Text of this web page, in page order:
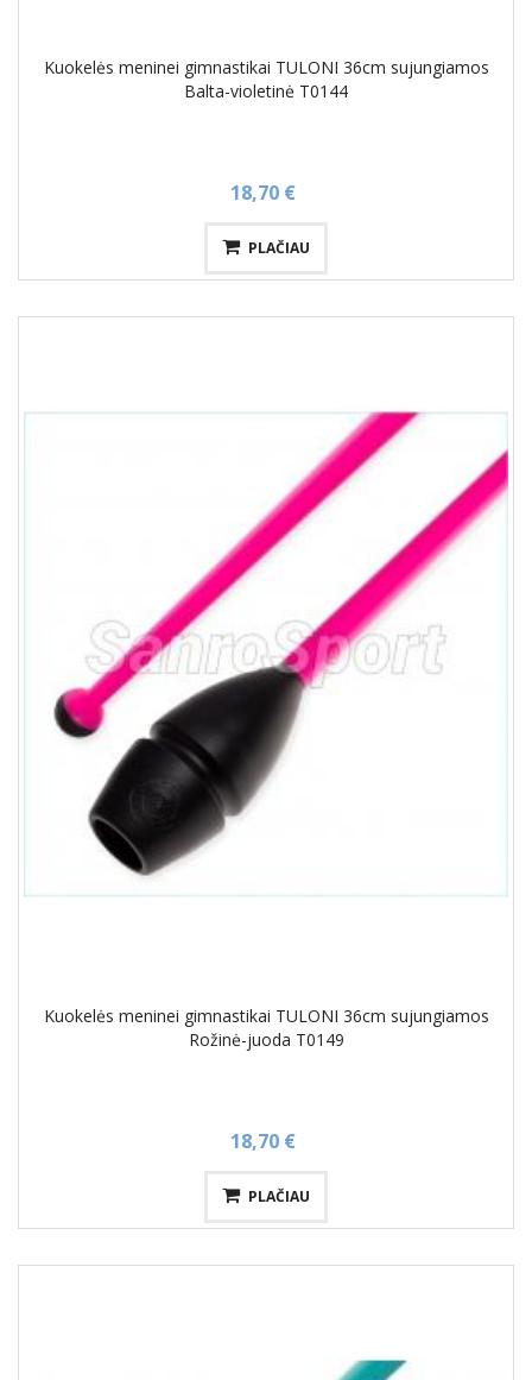
Kuokelės meninei gimnastikai TULONI 36cm sujungiamos
Balta-violetinė T0144
18,70 €
PLAČIAU
Kuokelės meninei gimnastikai TULONI 36cm sujungiamos
Rožinė-juoda T0149
18,70 €
PLAČIAU